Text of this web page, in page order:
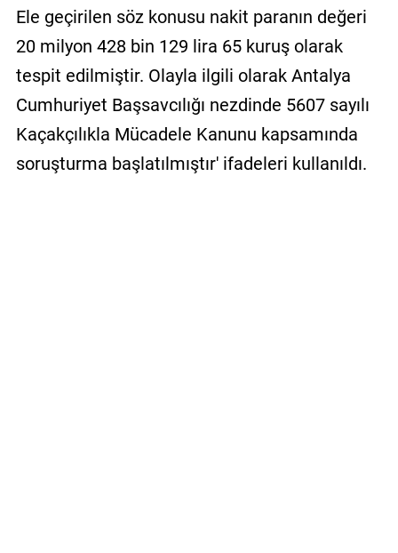
Ele geçirilen söz konusu nakit paranın değeri
20 milyon 428 bin 129 lira 65 kuruş olarak
tespit edilmiştir. Olayla ilgili olarak Antalya
Cumhuriyet Başsavcılığı nezdinde 5607 sayılı
Kaçakçılıkla Mücadele Kanunu kapsamında
soruşturma başlatılmıştır' ifadeleri kullanıldı.